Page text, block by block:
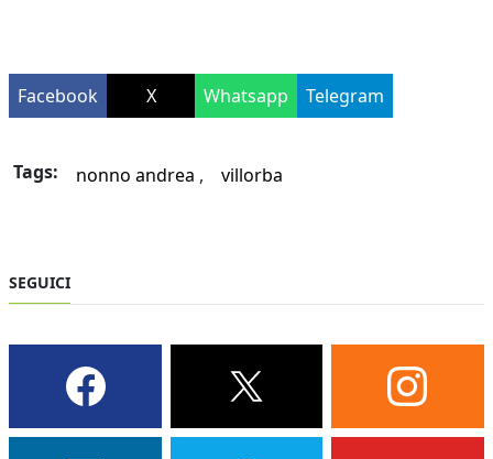
Facebook X Whatsapp Telegram
Tags: nonno andrea villorba
SEGUICI